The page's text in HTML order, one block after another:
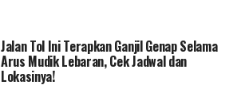
Jalan Tol Ini Terapkan Ganjil Genap Selama
Arus Mudik Lebaran, Cek Jadwal dan
Lokasinya!